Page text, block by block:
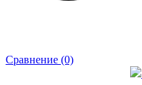
Сравнение (0)